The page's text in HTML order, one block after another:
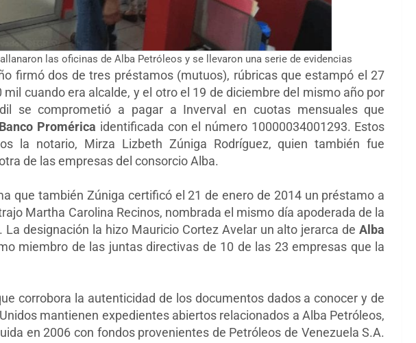
las oficinas de Alba Petróleos y se llevaron una serie de evidencias
firmó dos de tres préstamos (mutuos), rúbricas que estampó el 27
mil cuando era alcalde, y el otro el 19 de diciembre del mismo año por
se comprometió a pagar a Inverval en cuotas mensuales que
Banco Promérica identificada con el número 10000034001293. Estos
la notario, Mirza Lizbeth Zúniga Rodríguez, quien también fue
de las empresas del consorcio Alba.
que también Zúniga certificó el 21 de enero de 2014 un préstamo a
Martha Carolina Recinos, nombrada el mismo día apoderada de la
La designación la hizo Mauricio Cortez Avelar un alto jerarca deAlba
miembro de las juntas directivas de 10 de las 23 empresas que la
corrobora la autenticidad de los documentos dados a conocer y de
mantienen expedientes abiertos relacionados a Alba Petróleos,
en 2006 con fondos provenientes de Petróleos de Venezuela S.A.